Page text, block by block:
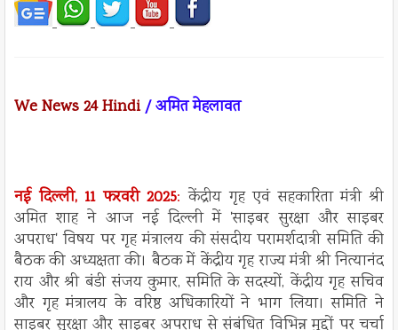
We News 24 Hindi/ अमित मेहलावत
नई दिल्ली, 11 फरवरी 2025: केंद्रीय गृह एवं सहकारिता मंत्री श्री
अमित शाह ने आज नई दिल्ली में 'साइबर सुरक्षा और साइबर
अपराध' विषय पर गृह मंत्रालय की संसदीय परामर्शदात्री समिति की
बैठक की अध्यक्षता की। बैठक में केंद्रीय गृह राज्य मंत्री श्री नित्यानंद
राय और श्री बंडी संजय कुमार, समिति के सदस्यों, केंद्रीय गृह सचिव
और गृह मंत्रालय के वरिष्ठ अधिकारियों ने भाग लिया। समिति ने
साइबर सुरक्षा और साइबर अपराध से संबंधित विभिन्न मुद्दों पर चर्चा